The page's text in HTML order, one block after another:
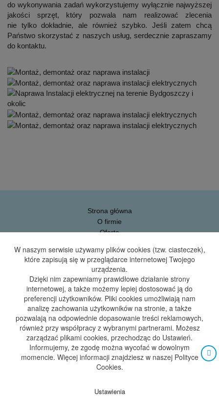
do wykonywania zadańwykorzystujemy wyłącznie najwyższej
jakości sprzęt, który pozwala nam realizować zlecenia
nie tylko dokładnie, ale również szybko. Jeśli zatem chcą
Państwo skorzystać z naszych usług, serdecznie zapraszamy
do kontaktu.
Strona główna
O firmie
Oferta
Blog
Kontakt
Artbud.24h sp. z o.o.
ul. Monterów 2/4
85-800 Bydgoszcz
ul. Kapuściska 2
85-807 Bydgoszcz
tel.+48 509 191 094
email: biuro@artbud-instalacje.pl
W naszym serwisie używamy plików cookies (tzw. ciasteczek),
które zapisują się w przeglądarce internetowej Twojego
urządzenia.
Dzięki nim zapewniamy prawidłowe działanie strony
internetowej, a także możemy lepiej dostosować ją do
preferencji użytkowników. Pliki cookies umożliwiają nam
analizę zachowania użytkowników na stronie, a także
pozwalają na odpowiednie dopasowanie treści reklamowych,
również przy współpracy z wybranymi partnerami. Możesz
zarządzać plikami cookies, przechodząc do Ustawień.
Informujemy, że zgodę można wycofać w dowolnym
momencie. Więcej informacji znajdziesz w naszej Polityce
Cookies.
Ustawienia